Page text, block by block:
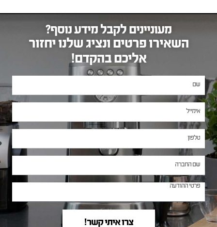
מעוניינים לקבל מידע נוסף?
השאירו פרטים ונציג שלנו יחזור
אליכם בהקדם!
צרו איתי קשר!